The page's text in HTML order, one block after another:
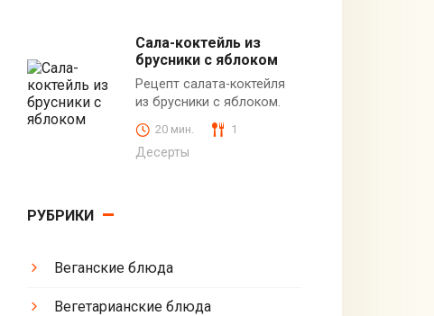
Сала-коктейль из
брусники с яблоком
Рецепт салата-коктейля
из брусники с яблоком.
20 мин. 1
Десерты
РУБРИКИ
Веганские блюда
Вегетарианские блюда